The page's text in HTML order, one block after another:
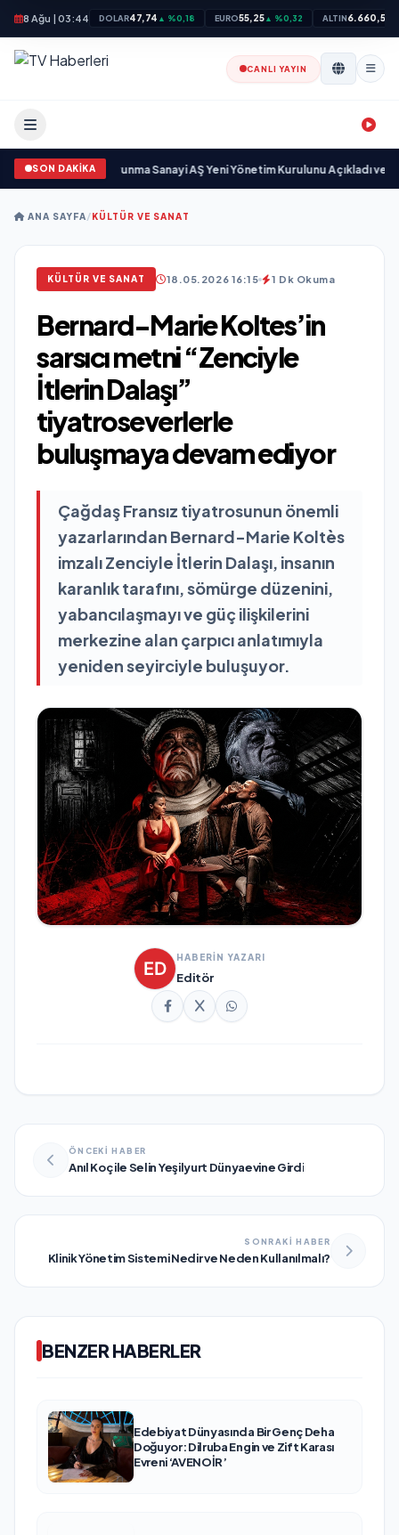
8 Ağu | 03:44 DOLAR47,74 ▲ %0,18 EURO55,25▲ %0,32 ALTIN6.660,55
CANLI YAYIN
SON DAKİKA
•Açıkgöz Savunma Sanayi AŞ Yeni Yönetim Kurulunu Açıkladı ve
ANA SAYFA/KÜLTÜR VE SANAT
KÜLTÜR VE SANAT 18.05.2026 16:15 1 Dk Okuma
Bernard-Marie Koltes’in
sarsıcı metni “Zenciyle
İtlerin Dalaşı”
tiyatroseverlerle
buluşmaya devam ediyor
Çağdaş Fransız tiyatrosunun önemli
yazarlarından Bernard-Marie Koltès
imzalı Zenciyle İtlerin Dalaşı, insanın
karanlık tarafını, sömürge düzenini,
yabancılaşmayı ve güç ilişkilerini
merkezine alan çarpıcı anlatımıyla
yeniden seyirciyle buluşuyor.
HABERİN YAZARI
Editör
ÖNCEKİ HABER
Anıl Koç ile Selin Yeşilyurt Dünyaevine Girdi
SONRAKİ HABER
Klinik Yönetim Sistemi Nedir ve Neden Kullanılmalı?
BENZER HABERLER
Edebiyat Dünyasında Bir Genç Deha
Doğuyor: Dilruba Engin ve Zift Karası
Evreni ‘AVENOİR’